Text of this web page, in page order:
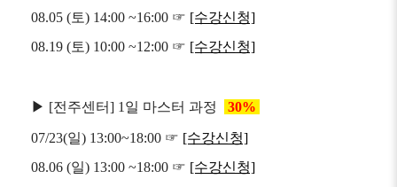
08.05 (토) 14:00 ~16:00 ☞ [수강신청]
08.19 (토) 10:00 ~12:00 ☞ [수강신청]
▶ [전주센터] 1일 마스터 과정 30%
07/23(일) 13:00~18:00 ☞ [수강신청]
08.06 (일) 13:00 ~18:00 ☞ [수강신청]